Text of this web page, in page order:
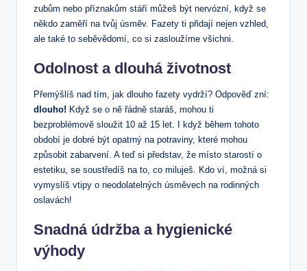
zubům nebo příznakům stáří můžeš být nervózní, když se
někdo zaměří na tvůj úsměv. Fazety ti přidají nejen vzhled,
ale také to seběvědomí, co si zasloužíme všichni.
Odolnost a dlouhá životnost
Přemýšlíš nad tím, jak dlouho fazety vydrží? Odpověď zní:
dlouho! Když se o ně řádně staráš, mohou ti
bezproblémově sloužit 10 až 15 let. I když během tohoto
období je dobré být opatrný na potraviny, které mohou
způsobit zabarvení. A teď si představ, že místo starostí o
estetiku, se soustředíš na to, co miluješ. Kdo ví, možná si
vymyslíš vtipy o neodolatelných úsměvech na rodinných
oslavách!
Snadná údržba a hygienické
výhody